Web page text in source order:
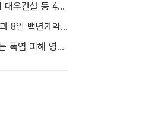
목동8단지, 재건축 현설에 대우건설 등 4곳…경쟁 입찰 성사될까
가수 런치, 작곡가 안성현과 8일 백년가약…결혼식에서 신곡 공개
'입추가 무색'…'40도' 넘는 폭염 피해 영화관으로 [TF사진관]